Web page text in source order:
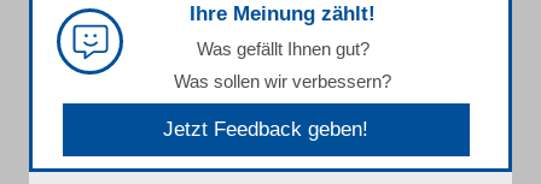
Ihre Meinung zählt!
Was gefällt Ihnen gut?
Was sollen wir verbessern?
Jetzt Feedback geben!